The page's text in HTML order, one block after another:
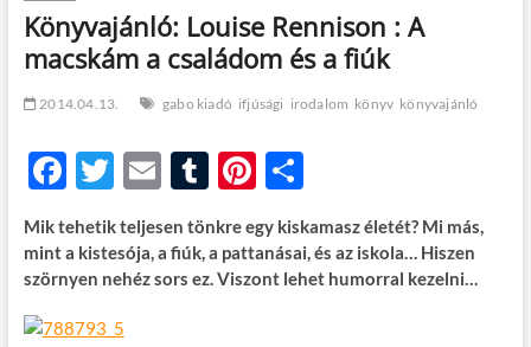
n
Könyvajánló: Louise Rennison : A
macskám a családom és a fiúk
2014.04.13. gabo kiadó ifjúsági irodalom könyv könyvajánló
F
ac
e
b
o
T
w
itt
er
E
m
ail
T
u
m
bl
Pi
nt
er
es
O
ss
za
m
Mik tehetik teljesen tönkre egy kiskamasz életét? Mi más,
mint a kistesója, a fiúk, a pattanásai, és az iskola… Hiszen
szörnyen nehéz sors ez. Viszont lehet humorral kezelni…